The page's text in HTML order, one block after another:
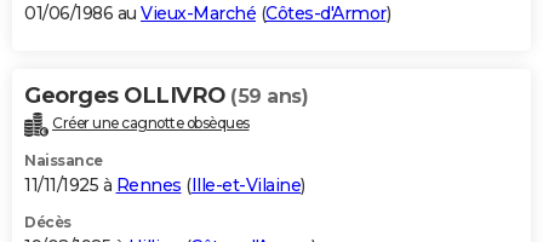
01/06/1986 au Vieux-Marché (Côtes-d'Armor)
Georges OLLIVRO (59 ans)
Créer une cagnotte obsèques
Naissance
11/11/1925 à Rennes (Ille-et-Vilaine)
Décès